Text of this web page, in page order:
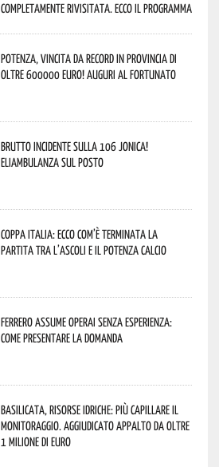
completamente rivisitata. Ecco il programma
Potenza, vincita da record in provincia di
oltre 600000 euro! Auguri al fortunato
Brutto incidente sulla 106 Jonica!
Eliambulanza sul posto
Coppa Italia: ecco com’è terminata la
partita tra l’Ascoli e il Potenza Calcio
Ferrero assume operai senza esperienza:
come presentare la domanda
Basilicata, Risorse idriche: più capillare il
monitoraggio. Aggiudicato appalto da oltre
1 milione di euro